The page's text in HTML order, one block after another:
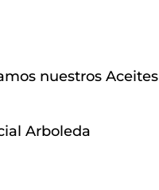
nuestros Aceites
Arboleda